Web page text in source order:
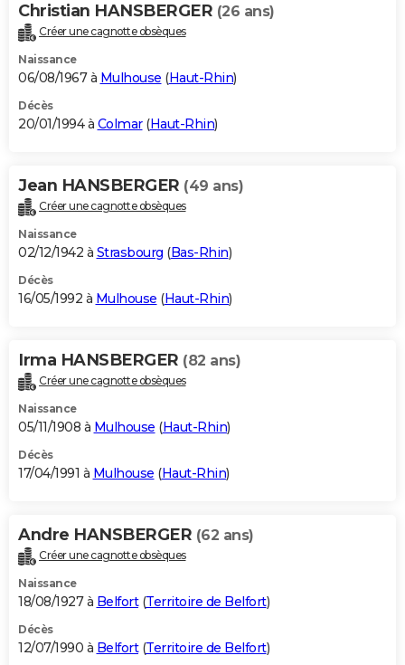
Christian HANSBERGER (26 ans)
Créer une cagnotte obsèques
Naissance
06/08/1967 à Mulhouse (Haut-Rhin)
Décès
20/01/1994 à Colmar(Haut-Rhin)
Jean HANSBERGER (49 ans)
Créer une cagnotte obsèques
Naissance
02/12/1942 à Strasbourg (Bas-Rhin)
Décès
16/05/1992 à Mulhouse (Haut-Rhin)
Irma HANSBERGER (82 ans)
Créer une cagnotte obsèques
Naissance
05/11/1908 à Mulhouse (Haut-Rhin)
Décès
17/04/1991 à Mulhouse (Haut-Rhin)
Andre HANSBERGER (62 ans)
Créer une cagnotte obsèques
Naissance
18/08/1927 à Belfort(Territoire de Belfort)
Décès
12/07/1990 à Belfort(Territoire de Belfort)